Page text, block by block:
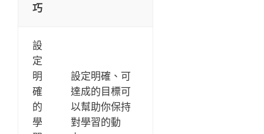
巧
設
定
明
確
的
學
設定明確、可
達成的目標可
以幫助你保持
對學習的動